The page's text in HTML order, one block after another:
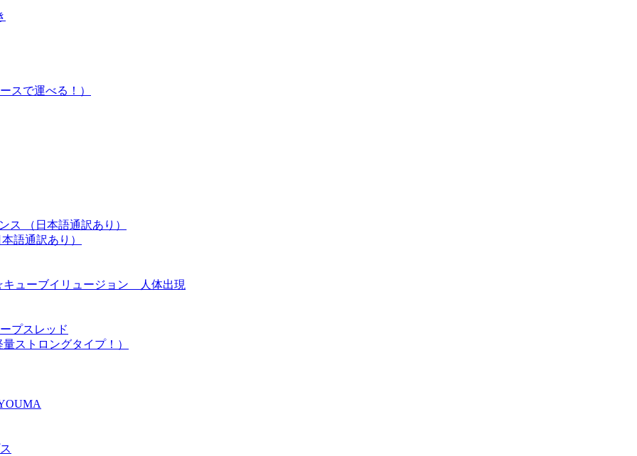
スで運べる！）
（日本語通訳あり）
語通訳あり）
キューブイリュージョン 人体出現
プスレッド
ストロングタイプ！）